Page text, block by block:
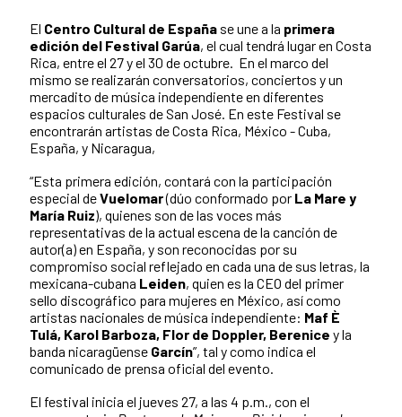
El Centro Cultural de España se une a la primera
edición del Festival Garúa, el cual tendrá lugar en Costa
Rica, entre el 27 y el 30 de octubre. En el marco del
mismo se realizarán conversatorios, conciertos y un
mercadito de música independiente en diferentes
espacios culturales de San José. En este Festival se
encontrarán artistas de Costa Rica, México - Cuba,
España, y Nicaragua,
“Esta primera edición, contará con la participación
especial deVuelomar(dúo conformado por La Mare y
María Ruiz), quienes son de las voces más
representativas de la actual escena de la canción de
autor(a) en España, y son reconocidas por su
compromiso social reflejado en cada una de sus letras, la
mexicana-cubana Leiden, quien es la CEO del primer
sello discográfico para mujeres en México, así como
artistas nacionales de música independiente: Maf È
Tulá, Karol Barboza, Flor de Doppler, Berenice y la
banda nicaragüense Garcín”, tal y como indica el
comunicado de prensa oficial del evento.
El festival inicia el jueves 27, a las 4 p.m., con el